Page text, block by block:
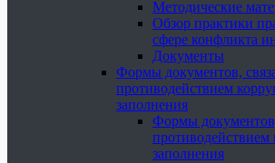
Методические
Обзор практики
сфере конфликта
Документы
Формы документов,
противодействием
заполнения
Формы
противодействием
заполнения